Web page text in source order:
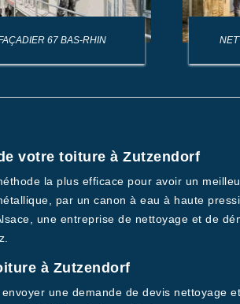
67 BAS-RHIN
votre toiture à Zutzendorf
la plus efficace pour avoir un
par un canon à eau à haute
une entreprise de nettoyage et de
à Zutzendorf
une demande de devis nettoyage